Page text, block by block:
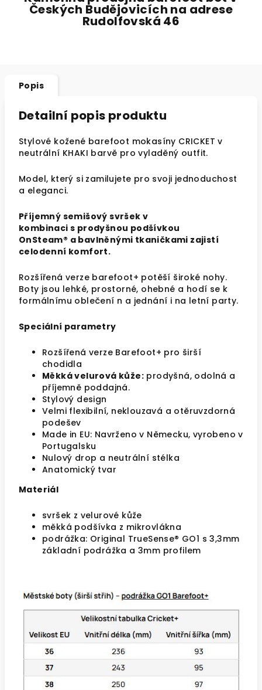
Českých Budějovicích na adrese
Rudolfovská 46
Popis
Detailní popis produktu
Stylové kožené barefoot mokasíny CRICKET v
neutrální KHAKI barvě pro vyladěný outfit.
Model, který si zamilujete pro svoji jednoduchost
a eleganci.
Příjemný semišový svršek v
kombinaci s prodyšnou podšívkou
OnSteam® a bavlněnými tkaničkami zajistí
celodenní komfort.
Rozšířená verze barefoot+ potěší široké nohy.
Boty jsou lehké, prostorné, ohebné a hodí se k
formálnímu oblečení n a jednání i na letní party.
Speciální parametry
Rozšířená verze Barefoot+ pro širší
chodidla
Měkká velurová kůže: prodyšná, odolná a
příjemně poddajná.
Stylový design
Velmi flexibilní, neklouzavá a otěruvzdorná
podešev
Made in EU: Navrženo v Německu, vyrobeno v
Portugalsku
Nulový drop a neutrální stélka
Anatomický tvar
Materiál
svršek z velurové kůže
měkká podšívka z mikrovlákna
podrážka: Original TrueSense® GO1 s 3,3mm
základní podrážka a 3mm profilem